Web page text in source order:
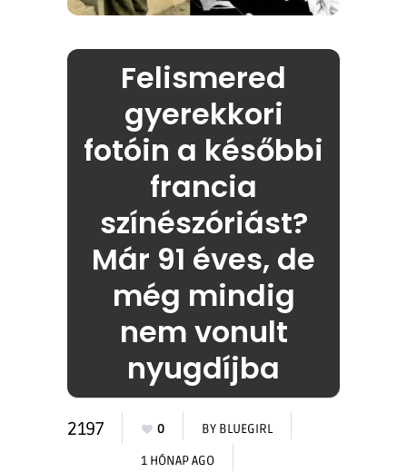
Felismered
gyerekkori
fotóin a későbbi
francia
színészóriást?
Már 91 éves, de
még mindig
nem vonult
nyugdíjba
2197 0 BY BLUEGIRL
1 HÓNAP AGO